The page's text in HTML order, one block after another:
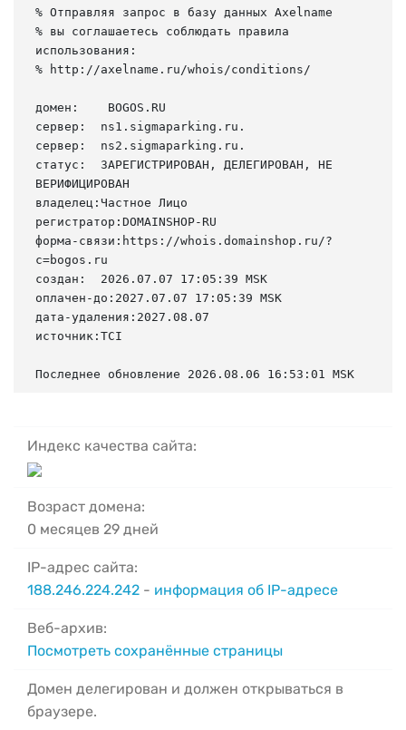
% Отправляя запрос в базу данных Axelname
% вы соглашаетесь соблюдать правила
использования:
% http://axelname.ru/whois/conditions/
домен:    BOGOS.RU
сервер:  ns1.sigmaparking.ru.
сервер:  ns2.sigmaparking.ru.
статус:  ЗАРЕГИСТРИРОВАН, ДЕЛЕГИРОВАН, НЕ
ВЕРИФИЦИРОВАН
владелец:Частное Лицо
регистратор:DOMAINSHOP-RU
форма-связи:https://whois.domainshop.ru/?
c=bogos.ru
создан:  2026.07.07 17:05:39 MSK
оплачен-до:2027.07.07 17:05:39 MSK
дата-удаления:2027.08.07
источник:TCI
Последнее обновление 2026.08.06 16:53:01 MSK
Индекс качества сайта:
Возраст домена:
0 месяцев 29 дней
IP-адрес сайта:
188.246.224.242 - информация об IP-адресе
Веб-архив:
Посмотреть сохранённые страницы
Домен делегирован и должен открываться в
браузере.